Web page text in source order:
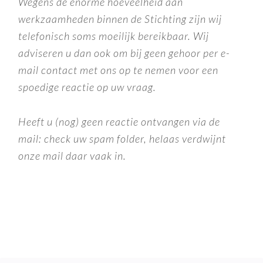
werkzaamheden binnen de Stichting zijn wij
telefonisch soms moeilijk bereikbaar. Wij
adviseren u dan ook om bij geen gehoor per e-
mail contact met ons op te nemen voor een
spoedige reactie op uw vraag.
Heeft u (nog) geen reactie ontvangen via de
mail: check uw spam folder, helaas verdwijnt
onze mail daar vaak in.